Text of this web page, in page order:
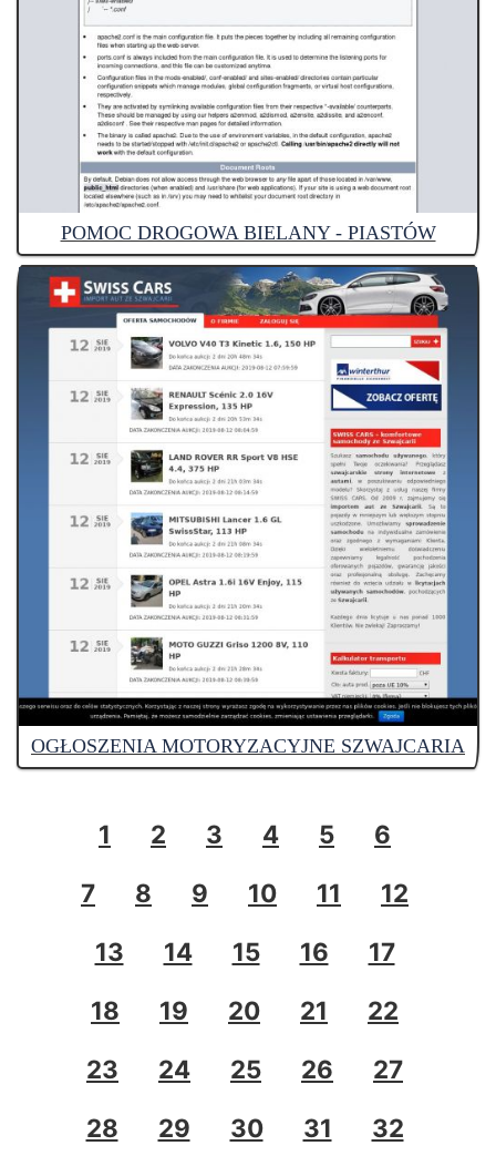
POMOC DROGOWA BIELANY - PIASTÓW
OGŁOSZENIA MOTORYZACYJNE SZWAJCARIA
1 2 3 4 5
6
7
8 9 10 11
12
13
14 15 16
17
18
19 20 21
22
23
24 25 26
27
28
29 30 31 32